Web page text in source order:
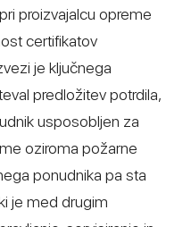
proizvajalcu opreme
certifikatov
je ključnega
predložitev potrdila,
usposobljen za
oziroma požarne
ponudnika pa sta
je med drugim